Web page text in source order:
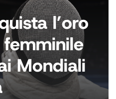
l’oro
Mondiali